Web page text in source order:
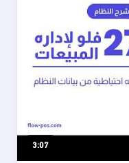
3:07